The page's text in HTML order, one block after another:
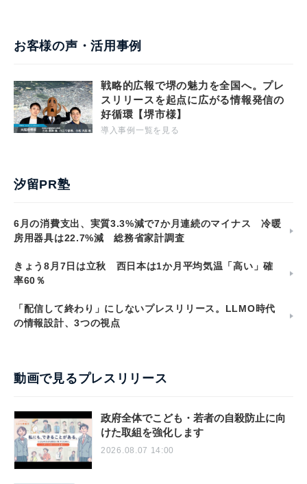
お客様の声・活用事例
戦略的広報で堺の魅力を全国へ。プレ
スリリースを起点に広がる情報発信の
好循環【堺市様】
導入事例一覧を見る
汐留PR塾
6月の消費支出、実質3.3%減で7か月連続のマイナス 冷暖
房用器具は22.7%減 総務省家計調査
きょう8月7日は立秋 西日本は1か月平均気温「高い」確
率60％
「配信して終わり」にしないプレスリリース。LLMO時代
の情報設計、3つの視点
動画で見るプレスリリース
政府全体でこども・若者の自殺防止に向
けた取組を強化します
2026.08.07 14:00